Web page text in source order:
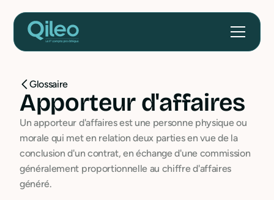
Glossaire
Apporteur d'affaires
Un apporteur d'affaires est une personne physique ou
morale qui met en relation deux parties en vue de la
conclusion d'un contrat, en échange d'une commission
généralement proportionnelle au chiffre d'affaires
généré.